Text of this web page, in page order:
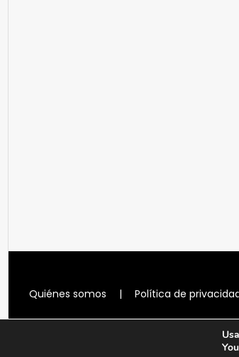
Quiénes somos | Política de